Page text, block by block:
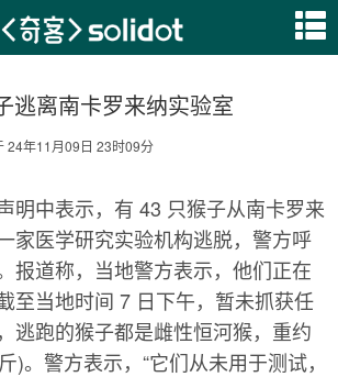
逃离南卡罗来纳实验室
24年11月09日 23时09分
明中表示，有 43 只猴子从南卡罗来
家医学研究实验机构逃脱，警方呼
报道称，当地警方表示，他们正在
至当地时间 7 日下午，暂未抓获任
逃跑的猴子都是雌性恒河猴，重约
)。警方表示，“它们从未用于测试，